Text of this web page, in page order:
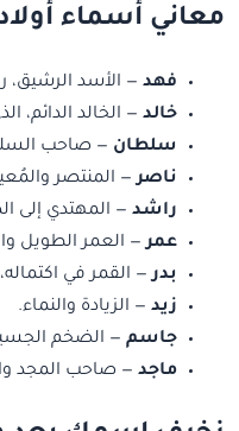
معاني أسماء
فهد — الأسد الرشيق،
خالد — الخالد الدائم،
سلطان — صاحب
ناصر— المنتصر
راشد — المهتدي إلى
عمر— العمر الطويل
بدر— القمر في
زيد — الزيادة والنماء.
جاسم — الضخم
ماجد — صاحب المجد